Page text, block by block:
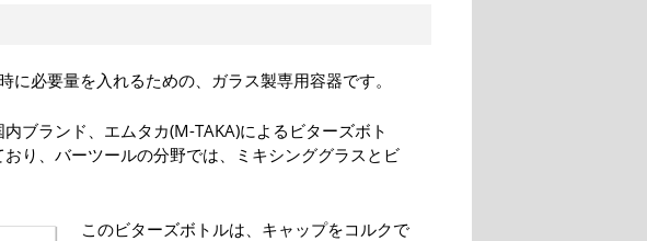
に必要量を入れるための、ガラス製専用容器です。
ブランド、エムタカ(M-TAKA)によるビターズボト
り、バーツールの分野では、ミキシンググラスとビ
このビターズボトルは、キャップをコルクで